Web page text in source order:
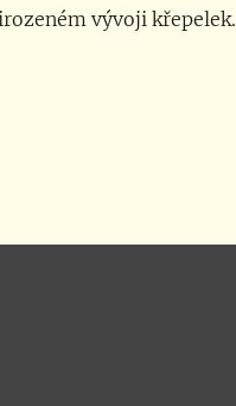
vývoji křepelek.